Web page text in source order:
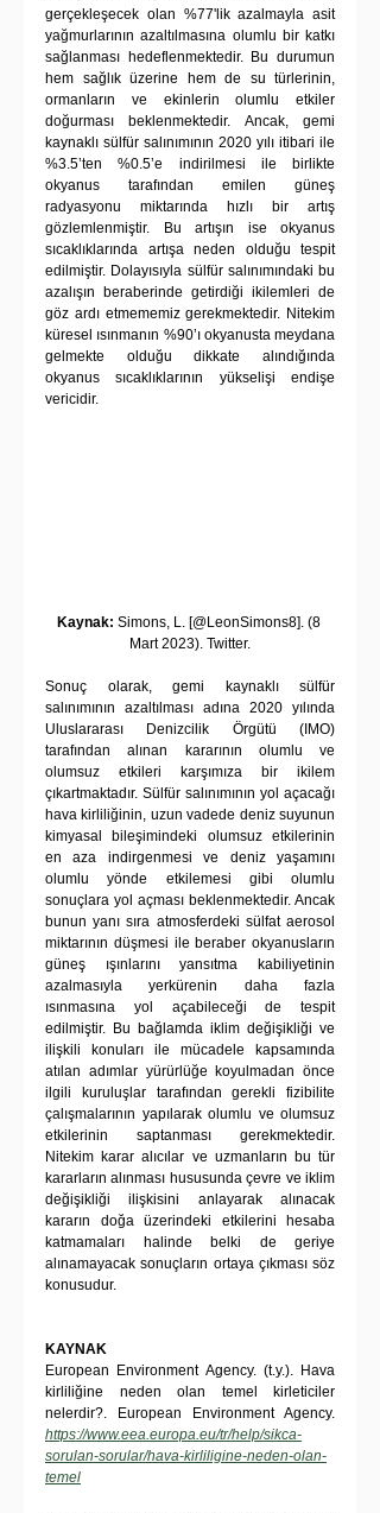
gerçekleşecek olan %77'lik azalmayla asit
yağmurlarının azaltılmasına olumlu bir katkı
sağlanması hedeflenmektedir. Bu durumun
hem sağlık üzerine hem de su türlerinin,
ormanların ve ekinlerin olumlu etkiler
doğurması beklenmektedir. Ancak, gemi
kaynaklı sülfür salınımının 2020 yılı itibari ile
%3.5’ten %0.5’e indirilmesi ile birlikte
okyanus tarafından emilen güneş
radyasyonu miktarında hızlı bir artış
gözlemlenmiştir. Bu artışın ise okyanus
sıcaklıklarında artışa neden olduğu tespit
edilmiştir. Dolayısıyla sülfür salınımındaki bu
azalışın beraberinde getirdiği ikilemleri de
göz ardı etmememiz gerekmektedir. Nitekim
küresel ısınmanın %90’ı okyanusta meydana
gelmekte olduğu dikkate alındığında
okyanus sıcaklıklarının yükselişi endişe
vericidir.
Kaynak: Simons, L. [@LeonSimons8]. (8
Mart 2023). Twitter.
Sonuç olarak, gemi kaynaklı sülfür
salınımının azaltılması adına 2020 yılında
Uluslararası Denizcilik Örgütü (IMO)
tarafından alınan kararının olumlu ve
olumsuz etkileri karşımıza bir ikilem
çıkartmaktadır. Sülfür salınımının yol açacağı
hava kirliliğinin, uzun vadede deniz suyunun
kimyasal bileşimindeki olumsuz etkilerinin
en aza indirgenmesi ve deniz yaşamını
olumlu yönde etkilemesi gibi olumlu
sonuçlara yol açması beklenmektedir. Ancak
bunun yanı sıra atmosferdeki sülfat aerosol
miktarının düşmesi ile beraber okyanusların
güneş ışınlarını yansıtma kabiliyetinin
azalmasıyla yerkürenin daha fazla
ısınmasına yol açabileceği de tespit
edilmiştir. Bu bağlamda iklim değişikliği ve
ilişkili konuları ile mücadele kapsamında
atılan adımlar yürürlüğe koyulmadan önce
ilgili kuruluşlar tarafından gerekli fizibilite
çalışmalarının yapılarak olumlu ve olumsuz
etkilerinin saptanması gerekmektedir.
Nitekim karar alıcılar ve uzmanların bu tür
kararların alınması hususunda çevre ve iklim
değişikliği ilişkisini anlayarak alınacak
kararın doğa üzerindeki etkilerini hesaba
katmamaları halinde belki de geriye
alınamayacak sonuçların ortaya çıkması söz
konusudur.
KAYNAK
European Environment Agency. (t.y.). Hava
kirliliğine neden olan temel kirleticiler
https://www.eea.europa.eu/tr/help/sikca-
sorulan-sorular/hava-kirliligine-neden-olan-
temel